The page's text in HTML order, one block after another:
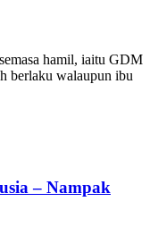
hamil, iaitu GDM
berlaku walaupun ibu
– Nampak